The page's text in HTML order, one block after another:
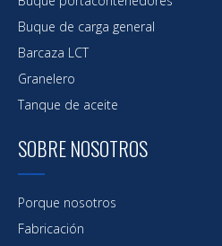
Buque de carga general
Barcaza LCT
Granelero
Tanque de aceite
SOBRE NOSOTROS
Porque nosotros
Fabricación